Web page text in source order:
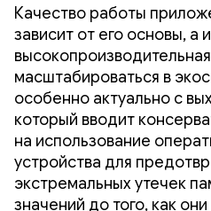
Качество работы
зависит от его основы, а
масштабироваться в
особенно актуально с
который вводит
на использование
устройства для
экстремальных утечек
значений до того, как